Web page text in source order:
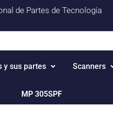
de Partes de Tecnología
y sus partes Scanners
MP 305SPF